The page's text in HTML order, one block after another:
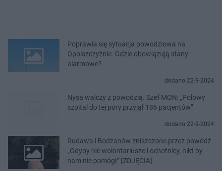
Poprawia się sytuacja powodziowa na
Opolszczyźnie. Gdzie obowiązują stany
alarmowe?
dodano 22-9-2024
Nysa walczy z powodzią. Szef MON: „Polowy
szpital do tej pory przyjął 186 pacjentów”
dodano 22-9-2024
Rudawa i Bodzanów zniszczone przez powódź.
„Gdyby nie wolontariusze i ochotnicy, nikt by
nam nie pomógł” [ZDJĘCIA]